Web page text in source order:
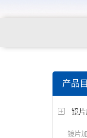
仪，角膜
测试仪，
产品
镜
镜片